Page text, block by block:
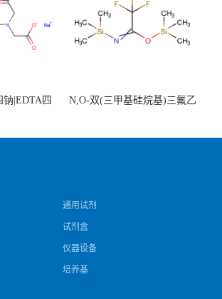
|EDTA四
N,O-双(三甲基硅烷基)三氟乙
通用试剂
试剂盒
仪器设备
培养基